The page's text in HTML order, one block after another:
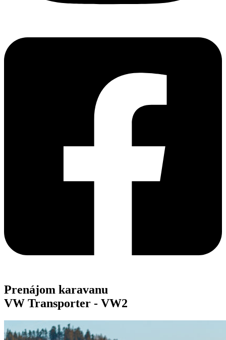
Prenájom karavanu
VW Transporter - VW2